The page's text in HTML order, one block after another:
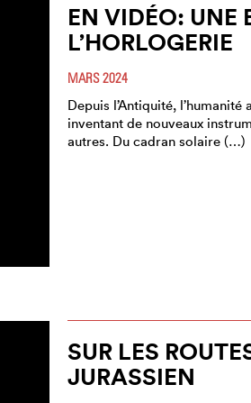
EN VIDÉO: UNE
L’HORLOGERIE
MARS 2024
Depuis l’Antiquité,
inventant de nouveaux
autres. Du cadran solaire (…)
SUR LES
JURASSIEN